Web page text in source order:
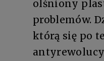
olśniony
problemów.
którą się po